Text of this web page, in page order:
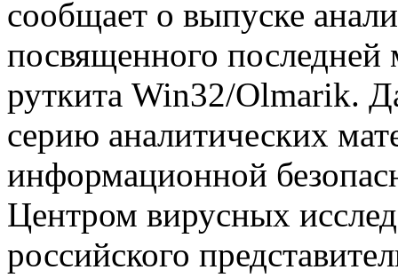
сообщает о выпуске
посвященного последней
руткита Win32/Olmarik.
серию аналитических
информационной
Центром вирусных
российского